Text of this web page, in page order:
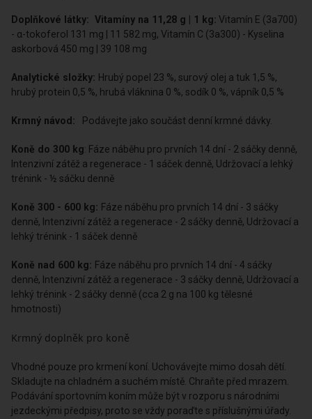
Doplňkové látky: Vitamíny na 11,28 g | 1 kg: Vitamín E (3a700)
- α-tokoferol 131 mg | 11 582 mg, Vitamín C (3a300) - Kyselina
askorbová 450 mg | 39 108 mg
Analytické složky: Hrubý popel 23 %, surový olej a tuk 1,5 %,
hrubý protein 0,5 %, hrubá vláknina 0 %, sodík 0 %, vápník 0,5 %
Krmný návod: Podávejte jako součást denní krmné dávky.
Koně do 300 kg: Fáze náběhu pro prvních 14 dní - 2 sáčky denně,
Intenzivní zátěž a regenerace - 1 sáček denně, Udržovací a lehký
trénink - ½ sáčku denně
Koně 300 - 600 kg: Fáze náběhu pro prvních 14 dní - 3 sáčky
denně, Intenzivní zátěž a regenerace - 2 sáčky denně, Udržovací a
lehký trénink - 1 sáček denně
Koně nad 600 kg: Fáze náběhu pro prvních 14 dní - 4 sáčky
denně, Intenzivní zátěž a regenerace - 3 sáčky denně, Udržovací a
lehký trénink - 2 sáčky denně (cca 2 g na 100 kg tělesné
hmotnosti)
Krmný doplněk pro koně
Vhodné pouze pro krmení koní. Uchovávejte mimo dosah dětí.
Skladujte na chladném a suchém místě. Chraňte před mrazem.
Podávání sportovním koním může být v rozporu s národními
jezdeckými předpisy, proto se vždy poraďte s příslušnými úřady.